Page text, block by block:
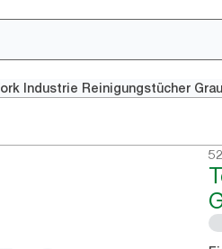
Industrie Reinigungstücher